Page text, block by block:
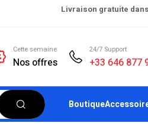
Livraison gratuite
Cette semaine
Nos offres
24/7 Support
+33 646 877
Boutique